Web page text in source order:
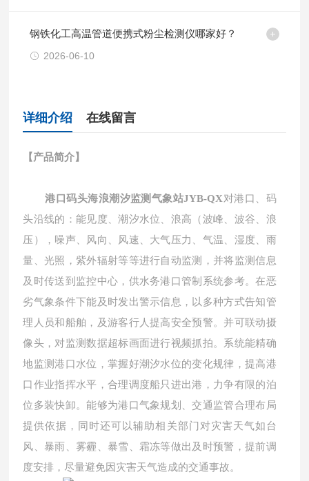
钢铁化工高温管道便携式粉尘检测仪哪家好？
2026-06-10
详细介绍 在线留言
【产品简介】
港口码头海浪潮汐监测气象站JYB-QX对港口、码
头沿线的：能见度、潮汐水位、浪高（波峰、波谷、浪
压），噪声、风向、风速、大气压力、气温、湿度、雨
量、光照，紫外辐射等等进行自动监测，并将监测信息
及时传送到监控中心，供水务港口管制系统参考。在恶
劣气象条件下能及时发出警示信息，以多种方式告知管
理人员和船舶，及游客行人提高安全预警。并可联动摄
像头，对监测数据超标画面进行视频抓拍。系统能精确
地监测港口水位，掌握好潮汐水位的变化规律，提高港
口作业指挥水平，合理调度船只进出港，力争有限的泊
位多装快卸。能够为港口气象规划、交通监管合理布局
提供依据，同时还可以辅助相关部门对灾害天气如台
风、暴雨、雾霾、暴雪、霜冻等做出及时预警，提前调
度安排，尽量避免因灾害天气造成的交通事故。